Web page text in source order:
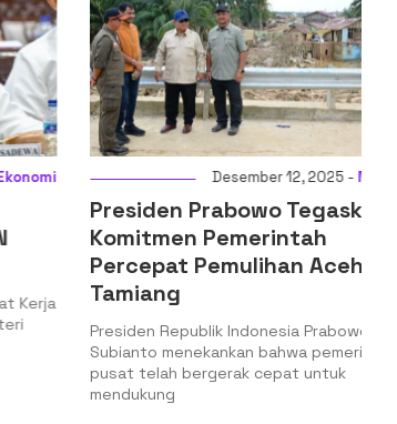
Desember 12, 2025 -Nasional
Presiden Prabowo Tegaskan
Komitmen Pemerintah
Percepat Pemulihan Aceh
Tamiang
Presiden Republik Indonesia Prabowo
Subianto menekankan bahwa pemerintah
pusat telah bergerak cepat untuk
mendukung